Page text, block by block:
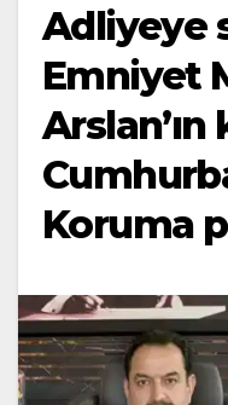
Adliyeye
Emniyet
Koruma